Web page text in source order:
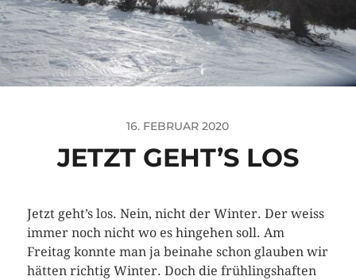
16. FEBRUAR 2020
JETZT GEHT’S LOS
Jetzt geht’s los. Nein, nicht der Winter. Der weiss
immer noch nicht wo es hingehen soll. Am
Freitag konnte man ja beinahe schon glauben wir
hätten richtig Winter. Doch die frühlingshaften